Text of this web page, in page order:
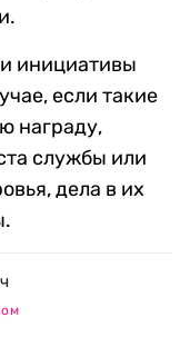
инициативы
если такие
награду,
службы или
дела в их